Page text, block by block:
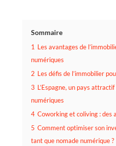
Sommaire
1 Les avantages de
numériques
2 Les défis de l’immobilier
3 L’Espagne, un pays
numériques
4 Coworking et coliving : des
5 Comment optimiser son
tant que nomade numérique ?